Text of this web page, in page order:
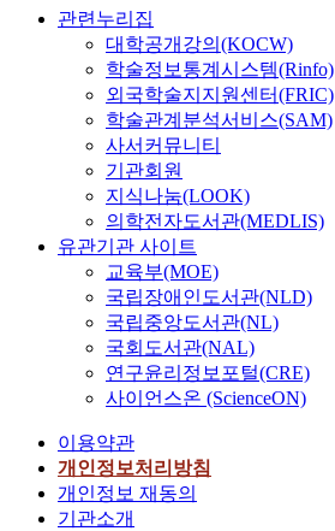
관련누리집
대학공개강의(KOCW)
학술정보통계시스템(Rinfo)
외국학술지지원센터(FRIC)
학술관계분석서비스(SAM)
사서커뮤니티
기관회원
지식나눔(LOOK)
의학전자도서관(MEDLIS)
유관기관 사이트
교육부(MOE)
국립장애인도서관(NLD)
국립중앙도서관(NL)
국회도서관(NAL)
연구윤리정보포털(CRE)
사이언스온 (ScienceON)
이용약관
개인정보처리방침
개인정보 재동의
기관소개